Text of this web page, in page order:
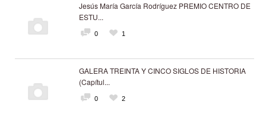
Jesús María García Rodríguez PREMIO CENTRO DE
ESTU...
0 1
GALERA TREINTA Y CINCO SIGLOS DE HISTORIA
(Capítul...
0 2